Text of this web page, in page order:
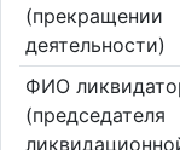
(прекращении
деятельности)
ФИО
(председателя